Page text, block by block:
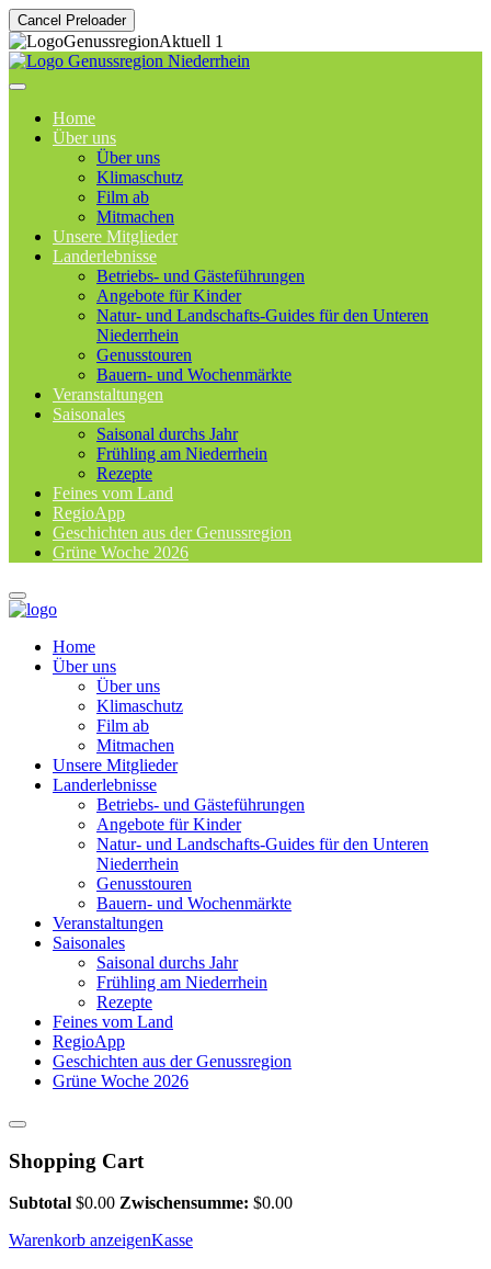
Cancel Preloader
Home
Über uns
Über uns
Klimaschutz
Film ab
Mitmachen
Unsere Mitglieder
Landerlebnisse
Betriebs- und Gästeführungen
Angebote für Kinder
Natur- und Landschafts-Guides für den Unteren
Niederrhein
Genusstouren
Bauern- und Wochenmärkte
Veranstaltungen
Saisonales
Saisonal durchs Jahr
Frühling am Niederrhein
Rezepte
Feines vom Land
RegioApp
Geschichten aus der Genussregion
Grüne Woche 2026
Home
Über uns
Über uns
Klimaschutz
Film ab
Mitmachen
Unsere Mitglieder
Landerlebnisse
Betriebs- und Gästeführungen
Angebote für Kinder
Natur- und Landschafts-Guides für den Unteren
Niederrhein
Genusstouren
Bauern- und Wochenmärkte
Veranstaltungen
Saisonales
Saisonal durchs Jahr
Frühling am Niederrhein
Rezepte
Feines vom Land
RegioApp
Geschichten aus der Genussregion
Grüne Woche 2026
Shopping Cart
Subtotal $0.00 Zwischensumme: $0.00
Warenkorb anzeigenKasse